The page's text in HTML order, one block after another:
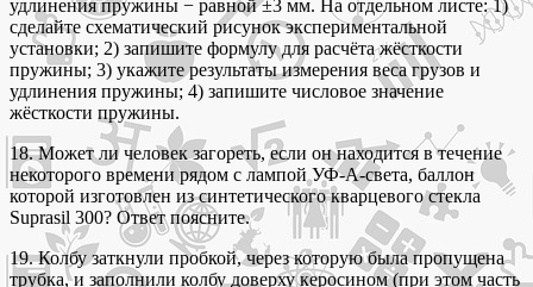
удлинения пружины − равной ±3 мм. На отдельном листе: 1)
сделайте схематический рисунок экспериментальной
установки; 2) запишите формулу для расчёта жёсткости
пружины; 3) укажите результаты измерения веса грузов и
удлинения пружины; 4) запишите числовое значение
жёсткости пружины.
18. Может ли человек загореть, если он находится в течение
некоторого времени рядом с лампой УФ-А-света, баллон
которой изготовлен из синтетического кварцевого стекла
Suprasil 300? Ответ поясните.
19. Колбу заткнули пробкой, через которую была пропущена
трубка, и заполнили колбу доверху керосином (при этом часть